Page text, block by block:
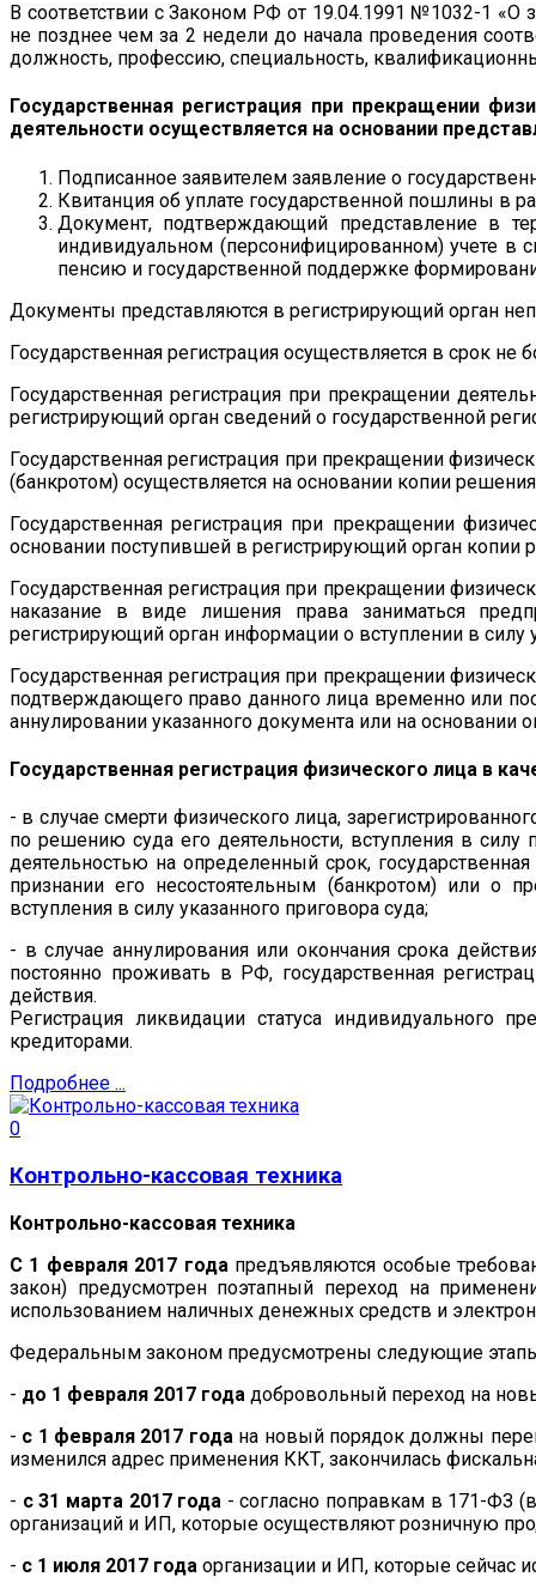
В соответствии с Законом РФ от 19.04.1991 №1032-1 «О
не позднее чем за 2 недели до начала проведения
должность, профессию, специальность,
Государственная регистрация при прекращении
деятельности осуществляется на основании
Подписанное заявителем заявление о
Квитанция об уплате государственной пошлины в
Документ, подтверждающий представление в
индивидуальном (персонифицированном) учете в
пенсию и государственной поддержке
Документы представляются в регистрирующий орган
Государственная регистрация осуществляется в срок
Государственная регистрация при прекращении
регистрирующий орган сведений о государственной
Государственная регистрация при прекращении
(банкротом) осуществляется на основании копии
Государственная регистрация при прекращении
основании поступившей в регистрирующий орган копии
Государственная регистрация при прекращении
наказание в виде лишения права заниматься
регистрирующий орган информации о вступлении в силу
Государственная регистрация при прекращении
подтверждающего право данного лица временно или
аннулировании указанного документа или на основании
Государственная регистрация физического лица в
- в случае смерти физического лица,
по решению суда его деятельности, вступления в
деятельностью на определенный срок,
признании его несостоятельным (банкротом) или о
вступления в силу указанного приговора суда;
- в случае аннулирования или окончания срока
постоянно проживать в РФ, государственная
действия.
Регистрация ликвидации статуса индивидуального
кредиторами.
Подробнее ...
0
Контрольно-кассовая техника
Контрольно-кассовая техника
С 1 февраля 2017 года предъявляются особые
закон) предусмотрен поэтапный переход на
использованием наличных денежных средств и
Федеральным законом предусмотрены следующие
- до 1 февраля 2017 года добровольный переход на
- с 1 февраля 2017 года на новый порядок должны
изменился адрес применения ККТ, закончилась
- с 31 марта 2017 года - согласно поправкам в 171-ФЗ
организаций и ИП, которые осуществляют розничную
- с 1 июля 2017 года организации и ИП, которые сейчас